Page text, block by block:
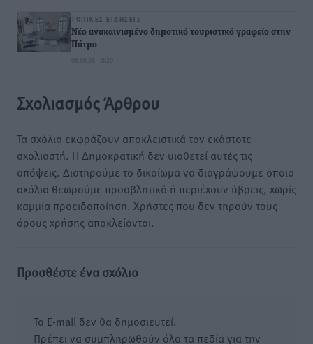
ΤΟΠΙΚΈΣ ΕΙΔΉΣΕΙΣ
Νέο ανακαινισμένο δημοτικό τουριστικό γραφείο στην
Πάτμο
06.08.26 · 18:39
Σχολιασμός Άρθρου
Τα σχόλια εκφράζουν αποκλειστικά τον εκάστοτε
σχολιαστή. Η Δημοκρατική δεν υιοθετεί αυτές τις
απόψεις. Διατηρούμε το δικαίωμα να διαγράψουμε όποια
σχόλια θεωρούμε προσβλητικά ή περιέχουν ύβρεις, χωρίς
καμμία προειδοποίηση. Χρήστες που δεν τηρούν τους
όρους χρήσης αποκλείονται.
Προσθέστε ένα σχόλιο
Το E-mail δεν θα δημοσιευτεί.
Πρέπει να συμπληρωθούν όλα τα πεδία για την